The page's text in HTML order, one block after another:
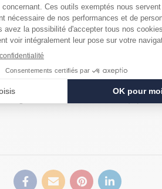
de la tradition du véritable savon de
mise en lumière sincère et
de Marseille authentique.
magazine. Une belle occasion de